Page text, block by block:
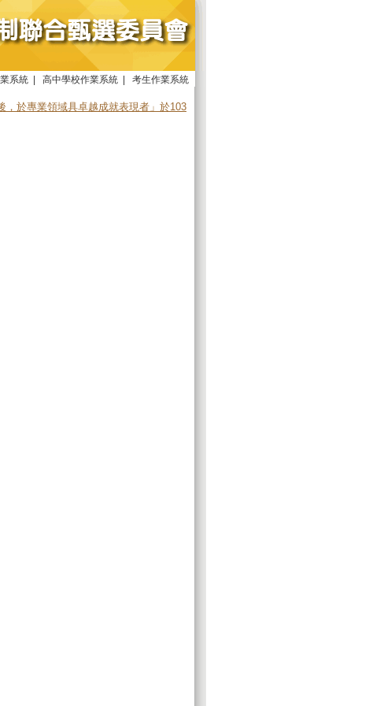
系統 高中學校作業系統 考生作業系統
於專業領域具卓越成就表現者」於103